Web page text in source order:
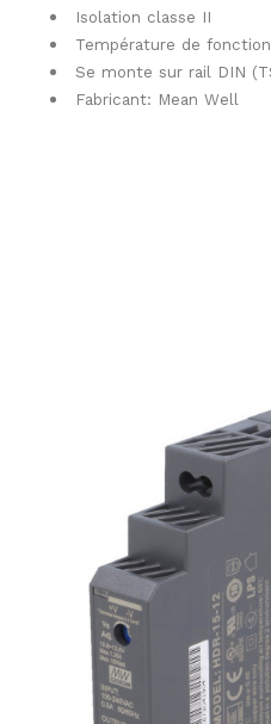
Isolation classe II
Température de
Se monte sur rail DIN
Fabricant: Mean Well